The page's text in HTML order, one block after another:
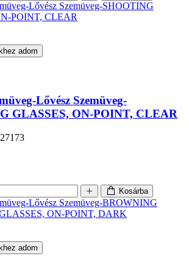
adom
Lővész Szemüveg-
GLASSES, ON-POINT, CLEAR
Kosárba
adom